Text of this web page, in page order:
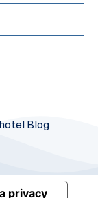
Blog
privacy